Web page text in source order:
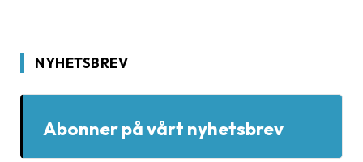
NYHETSBREV
Abonner på vårt nyhetsbrev